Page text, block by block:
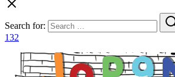
Search for:
132